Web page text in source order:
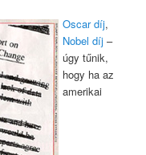
Oscar díj,
Nobel díj –
úgy tűnik,
hogy ha az
amerikai